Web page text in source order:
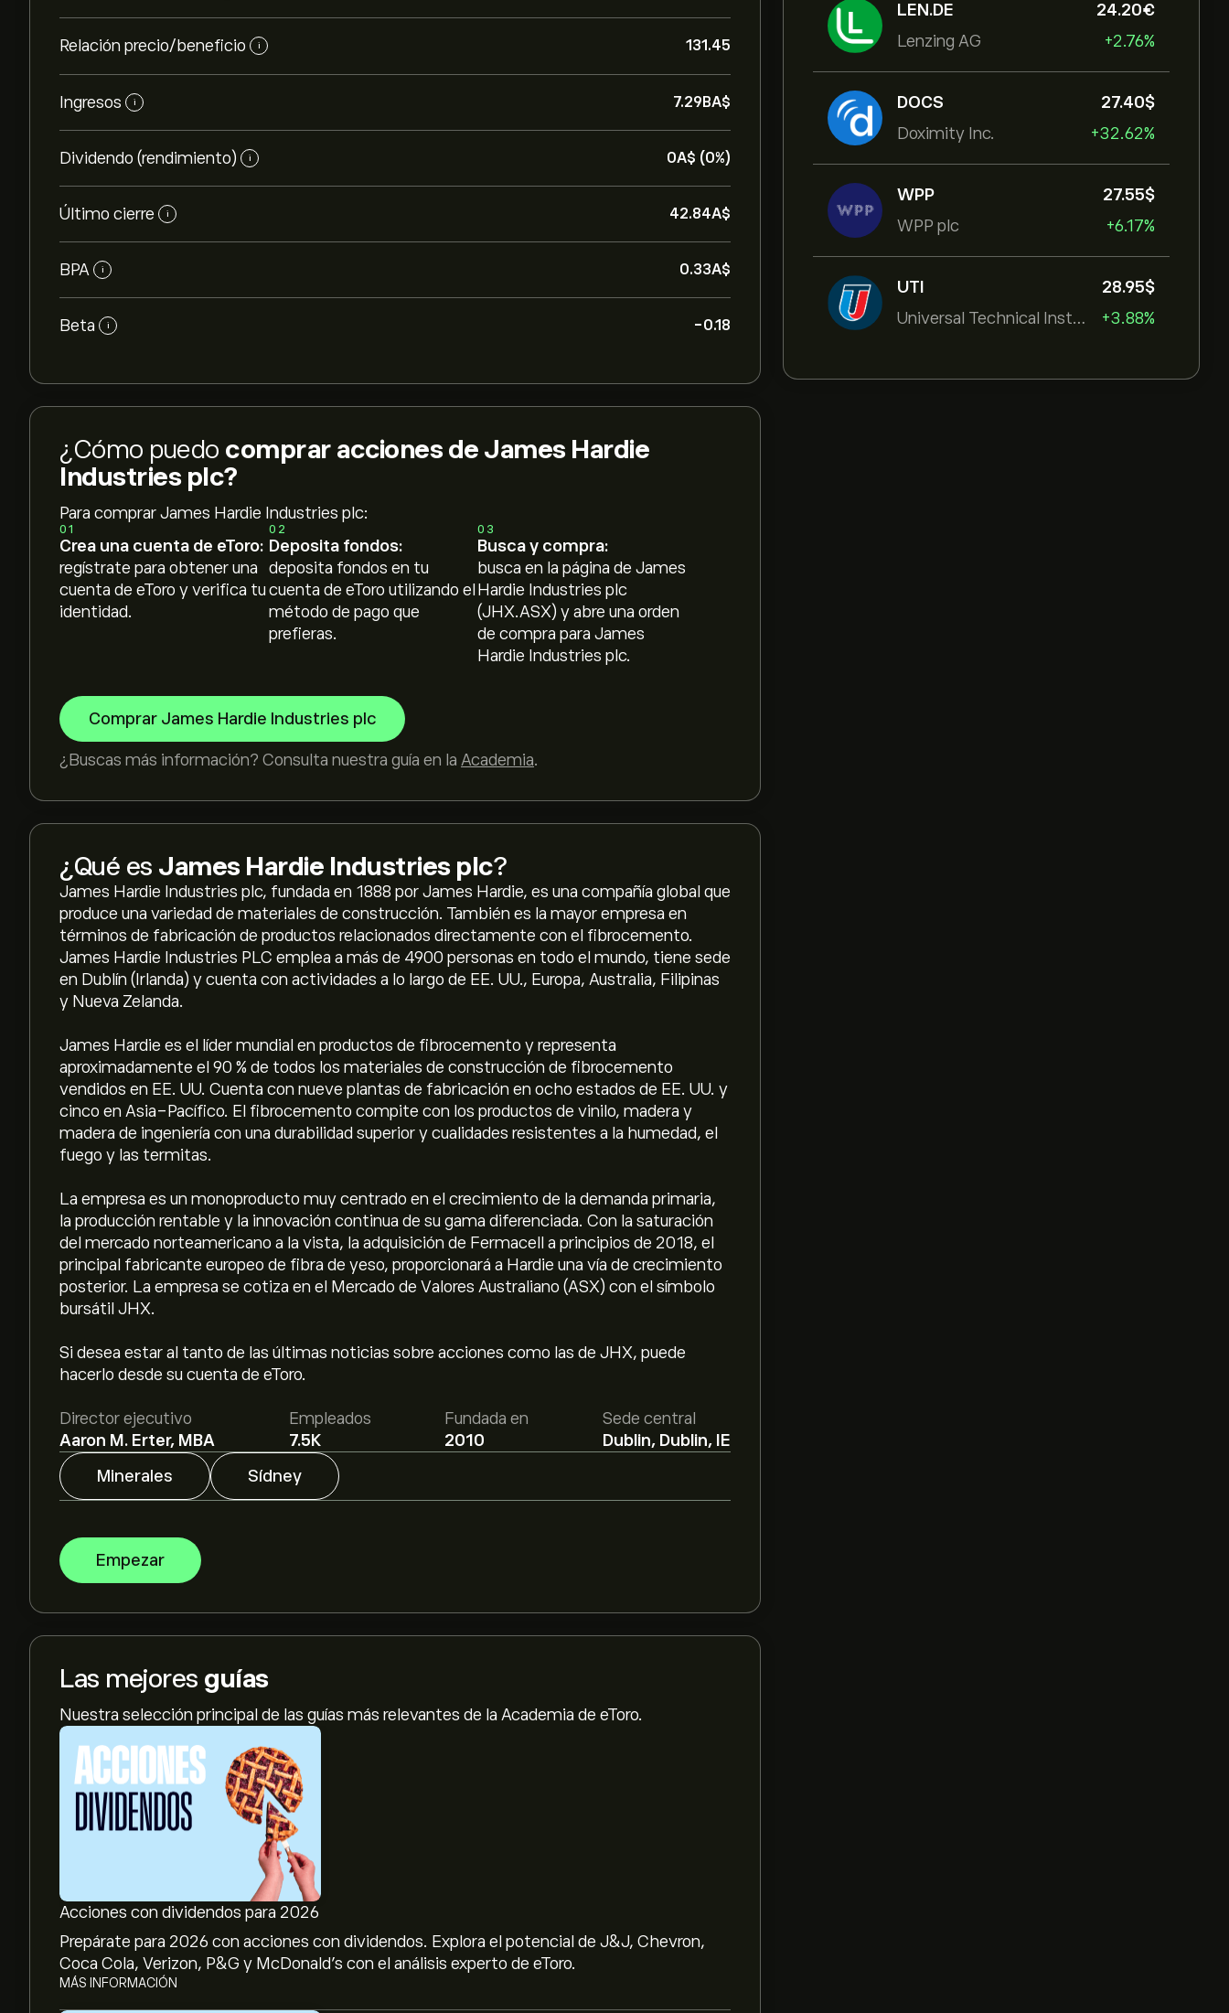
LEN.DE
Lenzing AG
24.20‎€‎
+2.76%
DOCS
Doximity Inc.
27.40‎$‎
+32.62%
WPP
WPP plc
27.55‎$‎
+6.17%
UTI
Universal Technical Institut
28.95‎$‎
+3.88%
Relación precio/beneficio i 131.45
Ingresos i 7.29B‎A$‎
Dividendo (rendimiento) i 0‎A$‎ (0%)
Último cierre i 42.84‎A$‎
BPA i 0.33‎A$‎
Beta i -0.18
¿Cómo puedo comprar acciones de James Hardie
Industries plc?
Para comprar James Hardie Industries plc:
01
Crea una cuenta de eToro:
regístrate para obtener una
cuenta de eToro y verifica tu
identidad.
02
Deposita fondos:
deposita fondos en tu
cuenta de eToro utilizando el
método de pago que
prefieras.
03
Busca y compra:
busca en la página de James
Hardie Industries plc
(JHX.ASX) y abre una orden
de compra para James
Hardie Industries plc.
Comprar James Hardie Industries plc
¿Buscas más información? Consulta nuestra guía en la Academia.
¿Qué es James Hardie Industries plc?
James Hardie Industries plc, fundada en 1888 por James Hardie, es una compañía global que
produce una variedad de materiales de construcción. También es la mayor empresa en
términos de fabricación de productos relacionados directamente con el fibrocemento.
James Hardie Industries PLC emplea a más de 4900 personas en todo el mundo, tiene sede
en Dublín (Irlanda) y cuenta con actividades a lo largo de EE. UU., Europa, Australia, Filipinas
y Nueva Zelanda.
James Hardie es el líder mundial en productos de fibrocemento y representa
aproximadamente el 90 % de todos los materiales de construcción de fibrocemento
vendidos en EE. UU. Cuenta con nueve plantas de fabricación en ocho estados de EE. UU. y
cinco en Asia-Pacífico. El fibrocemento compite con los productos de vinilo, madera y
madera de ingeniería con una durabilidad superior y cualidades resistentes a la humedad, el
fuego y las termitas.
La empresa es un monoproducto muy centrado en el crecimiento de la demanda primaria,
la producción rentable y la innovación continua de su gama diferenciada. Con la saturación
del mercado norteamericano a la vista, la adquisición de Fermacell a principios de 2018, el
principal fabricante europeo de fibra de yeso, proporcionará a Hardie una vía de crecimiento
posterior. La empresa se cotiza en el Mercado de Valores Australiano (ASX) con el símbolo
bursátil JHX.
Si desea estar al tanto de las últimas noticias sobre acciones como las de JHX, puede
hacerlo desde su cuenta de eToro.
Director ejecutivo
Aaron M. Erter, MBA
Empleados
7.5K
Fundada en
2010
Sede central
Dublin, Dublin, IE
Minerales
Sídney
Empezar
Las mejores guías
Nuestra selección principal de las guías más relevantes de la Academia de eToro.
Acciones con dividendos para 2026
Prepárate para 2026 con acciones con dividendos. Explora el potencial de J&J, Chevron,
Coca Cola, Verizon, P&G y McDonald’s con el análisis experto de eToro.
MÁS INFORMACIÓN